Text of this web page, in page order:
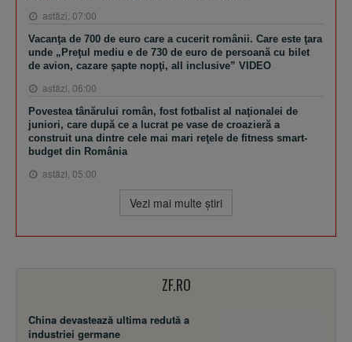
astăzi, 07:00
Vacanţa de 700 de euro care a cucerit românii. Care este ţara
unde „Preţul mediu e de 730 de euro de persoană cu bilet
de avion, cazare şapte nopţi, all inclusive” VIDEO
astăzi, 06:00
Povestea tânărului român, fost fotbalist al naţionalei de
juniori, care după ce a lucrat pe vase de croazieră a
construit una dintre cele mai mari reţele de fitness smart-
budget din România
astăzi, 05:00
Vezi mai multe ştiri
ZF.RO
China devastează ultima redută a
industriei germane